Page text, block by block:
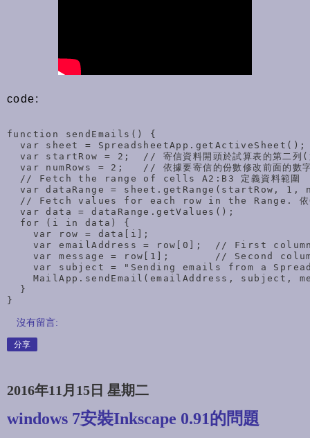
code:
function sendEmails() {
  var sheet = SpreadsheetApp.getActiveSheet();
var startRow = 2;  // 寄信資料開頭於試算表的第二列(
var numRows = 2;   // 依據要寄信的份數修改前面的數
  // Fetch the range of cells A2:B3 定義資料範圍
var dataRange = sheet.getRange(startRow, 1,
// Fetch values for each row in the Range. 依
  var data = dataRange.getValues();
  for (i in data) {
    var row = data[i];
var emailAddress = row[0];  // First column
var message = row[1];       // Second column
var subject = "Sending emails from a
MailApp.sendEmail(emailAddress, subject,
  }
}
沒有留言:
分享
2016年11月15日 星期二
windows 7安裝Inkscape 0.91的問題